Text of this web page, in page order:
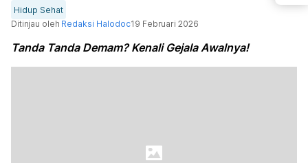
Hidup Sehat
Ditinjau oleh Redaksi Halodoc19 Februari 2026
Tanda Tanda Demam? Kenali Gejala Awalnya!